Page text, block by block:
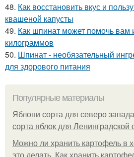
48. Как восстановить вкус и
квашеной капусты
49. Как шпинат может помочь вам
килограммов
50. Шпинат - необязательный
для здорового питания
Популярные материалы
Яблони сорта для северо
сорта яблок для Ленинградской
Можно ли хранить картофель в
это делать. Как хранить